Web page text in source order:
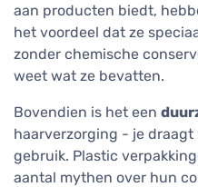
aan producten biedt,
het voordeel dat ze
zonder chemische
weet wat ze bevatten.
Bovendien is het een
haarverzorging - je
gebruik. Plastic
aantal mythen over hun